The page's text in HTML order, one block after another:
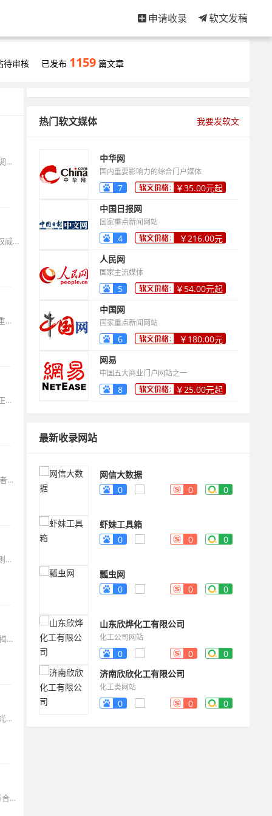
申请收录 软文发稿
待审核 已发布 1159 篇文章
选择合适平台的逻辑很清晰：小红书像精心布置的买手店，适合塑造品牌调性和深度种草；B站则像专业沙龙，适合知识密度高、需要深度讲解的内容；抖音像热闹的市集，适合快速引爆话题和促销转化。品牌方常常陷入“哪个平台最好”的困惑，实际上没有最好的平台，只有最合适的组合。
KOL和KOC并非互相排斥，而是相辅相成的营销策略组成部分。KOL提供权威背书和影响力，KOC提供真实信任和口碑扩散。品牌需要根据自身发展阶段、预算规模、产品特性和营销目标，制定科学的配比策略，而非简单二选一。
随着各大平台算法不断调整，KOL推广正在从单纯追求粉丝量转向更加注重内容质量和互动体验。未来，我们可能会看到更多品牌采用“多达人+差异化内容”组合策略，通过矩阵式投放提高传播效率，拉低平均单次曝光成本。精耕细作取代粗放投放，KOL推广正步入一个更加专业和高效的新时代。
无论选择传统媒体还是KOL推广，优质内容和情感连接才是营销的本质。正如KOC营销的崛起所证明的：当抖音二次元类KOC增粉率超过头部KOL，当小红书绝大多数爆款笔记来自普通用户，营销战场正在从“造神”转向“织网”。唯有真实，才是终极流量密码。
随着小红书在2025年进一步升级其内容生态和推流机制，许多品牌和创作者突然发现曾经有效的推广方法不再奏效，甚至导致账号限流、封禁。最好的推广不是短期爆发，而是持续积累。注重内容质量、用户互动和合规运营，你的账号会逐渐积累起真正的影响力。小红书推广没有捷径，内容质量才是王道。
快手通过UAX全自动投放系统，让中小商家也能轻松实现高效投放；抖音则通过跨屏行为追踪技术，构建了更加立体的用户画像和意图识别能力。选择哪个平台取决于你的产品特性、目标受众和营销目标。高端品牌可能更适合抖音，追求性价比和下沉市场的产品则可能在快手获得更好回报。
“内容不行，抖+难救”、“不投是等流量，投了才见真章”——这些行业金句揭示了付费推广的本质。选择比努力重要，但努力也很重要。选择合适的平台只是第一步，持续创作优质内容、精细化运营和数据驱动的优化才是成功的关键。现在，你可以根据本文的指南，迈出短视频付费推广的第一步了！
对于高端品牌和潮流产品，抖音的精致内容和算法推荐能带来更大品牌曝光；对于实用性和性价比导向的产品，快手的信任经济和社区氛围则能实现更高转化。双平台协同作战才是2025年的主流策略：在抖音做品牌曝光和用户教育，在快手实现转化和复购，同时通过AI工具优化投放效率，才能在激烈的市场竞争中脱颖而出。
选择抖音Dou+：如果你的目标是品牌曝光、电商带货，或者内容调性更符合抖音平台的特点，抖音Dou+可能是更好的选择。选择快手粉条：如果你是本地商家，希望引导用户到店消费，或者内容更接地气、面向下沉市场，快手粉条可能更具性价比。无论选择哪个平台，都要记住：“内容不行，投流难救”。
热门软文媒体 我要发软文
中华网
国内重要影响力的综合门户媒体
7
￥35.00元起
中国日报网
国家重点新闻网站
4
￥216.00元
人民网
国家主流媒体
5
￥54.00元起
中国网
国家重点新闻网站
6
￥180.00元
网易
中国五大商业门户网站之一
8 ￥25.00元起
最新收录网站
网信大数据
0
0 0
虾妹工具箱
0
0 0
瓢虫网
0
0 0
山东欣烨化工有限公司
化工公司网站
0 0
0
济南欣欣化工有限公司
化工类网站
0 0 0